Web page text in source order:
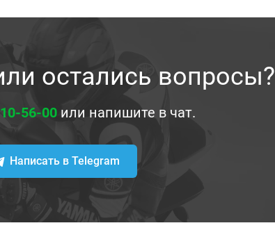
остались вопросы?
56-00 или напишите в чат.
Написать в Telegram